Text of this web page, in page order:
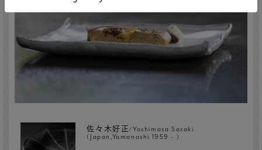
佐々木好正/Yoshimasa Sasaki
(Japan,Yamanashi 1959 - )